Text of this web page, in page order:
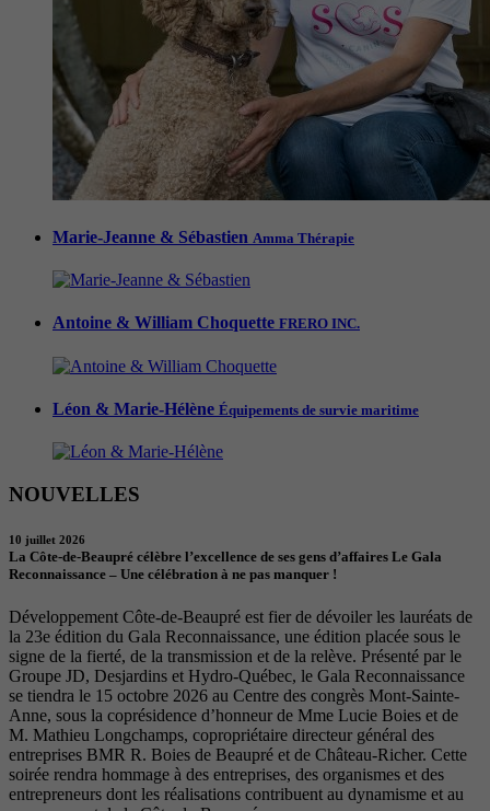
Marie-Jeanne & Sébastien Amma Thérapie
Antoine & William Choquette FRERO INC.
Léon & Marie-Hélène Équipements de survie maritime
NOUVELLES
10 juillet 2026
La Côte-de-Beaupré célèbre l’excellence de ses gens d’affaires Le Gala
Reconnaissance – Une célébration à ne pas manquer !
Développement Côte-de-Beaupré est fier de dévoiler les lauréats de
la 23e édition du Gala Reconnaissance, une édition placée sous le
signe de la fierté, de la transmission et de la relève. Présenté par le
Groupe JD, Desjardins et Hydro-Québec, le Gala Reconnaissance
se tiendra le 15 octobre 2026 au Centre des congrès Mont-Sainte-
Anne, sous la coprésidence d’honneur de Mme Lucie Boies et de
M. Mathieu Longchamps, copropriétaire directeur général des
entreprises BMR R. Boies de Beaupré et de Château-Richer. Cette
soirée rendra hommage à des entreprises, des organismes et des
entrepreneurs dont les réalisations contribuent au dynamisme et au